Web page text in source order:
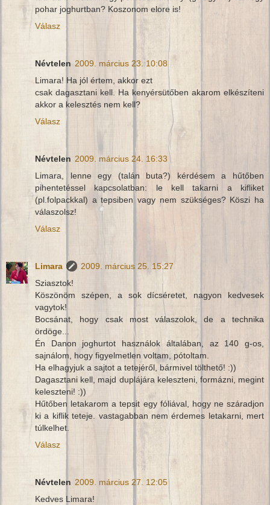
pohar joghurtban? Koszonom elore is!
Válasz
Névtelen 2009. március 23. 10:08
Limara! Ha jól értem, akkor ezt
csak dagasztani kell. Ha kenyérsütőben akarom elkészíteni
akkor a kelesztés nem kell?
Válasz
Névtelen 2009. március 24. 16:33
Limara, lenne egy (talán buta?) kérdésem a hűtőben
pihentetéssel kapcsolatban: le kell takarni a kifliket
(pl.folpackkal) a tepsiben vagy nem szükséges? Köszi ha
válaszolsz!
Válasz
Limara
2009. március 25. 15:27
Sziasztok!
Köszönöm szépen, a sok dícséretet, nagyon kedvesek
vagytok!
Bocsánat, hogy csak most válaszolok, de a technika
ördöge...
Én Danon joghurtot használok általában, az 140 g-os,
sajnálom, hogy figyelmetlen voltam, pótoltam.
Ha elhagyjuk a sajtot a tetejéről, bármivel tölthető! :))
Dagasztani kell, majd duplájára keleszteni, formázni, megint
keleszteni! :))
Hűtőben letakarom a tepsit egy fóliával, hogy ne száradjon
ki a kiflik teteje. vastagabban nem érdemes letakarni, mert
túlkelhet.
Válasz
Névtelen 2009. március 27. 12:05
Kedves Limara!